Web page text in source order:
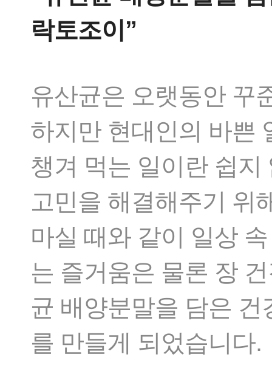
락토조이”
유산균은 오랫동안 꾸
하지만 현대인의 바쁜
챙겨 먹는 일이란 쉽
고민을 해결해주기 위
마실 때와 같이 일상
는 즐거움은 물론 장
균 배양분말을 담은
를 만들게 되었습니다.